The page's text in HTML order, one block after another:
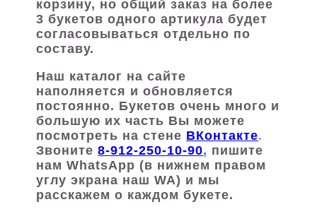
корзину, но общий заказ на более
3 букетов одного артикула будет
согласовываться отдельно по
составу.
Наш каталог на сайте
наполняется и обновляется
постоянно. Букетов очень много и
большую их часть Вы можете
посмотреть на стене ВКонтакте.
Звоните8-912-250-10-90, пишите
нам WhatsApp (в нижнем правом
углу экрана наш WA) и мы
расскажем о каждом букете.